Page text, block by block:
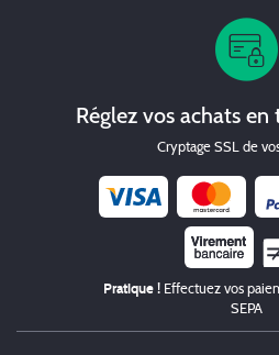
Réglez vos achats
Cryptage SSL de
Pratique ! Effectuez vos
SEPA